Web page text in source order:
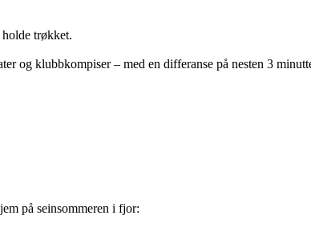
trøkket.
og klubbkompiser – med en differanse på nesten 3
på seinsommeren i fjor: